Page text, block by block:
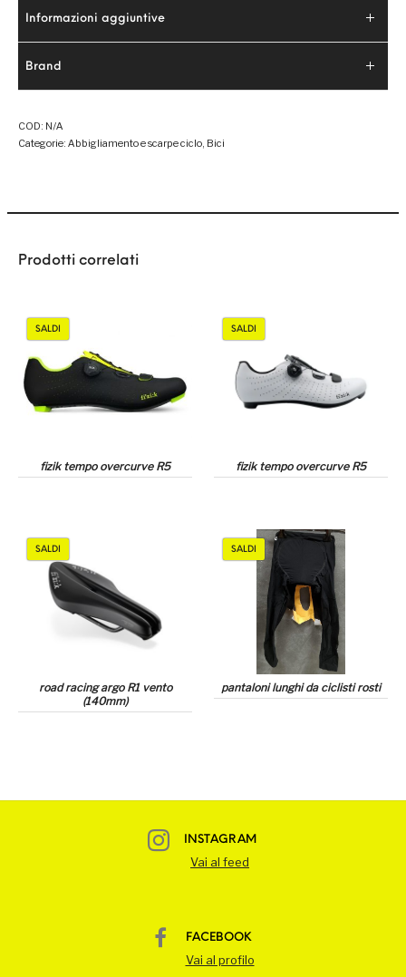
Informazioni aggiuntive
Brand
COD: N/A
Categorie:Abbigliamento e scarpe ciclo Bici
Prodotti correlati
SALDI
fizik tempo overcurve R5
SALDI
fizik tempo overcurve R5
SALDI
road racing argo R1 vento
(140mm)
SALDI
pantaloni lunghi da ciclisti rosti
INSTAGRAM
Vai al feed
FACEBOOK
Vai al profilo